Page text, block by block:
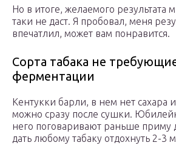
Но в итоге, желаемого результата
таки не даст. Я пробовал, меня
впечатлил, может вам понравится.
Сорта табака не
ферментации
Кентукки барли, в нем нет сахара
можно сразу после сушки.
него поговаривают раньше приму
дать любому табаку отдохнуть 2-3